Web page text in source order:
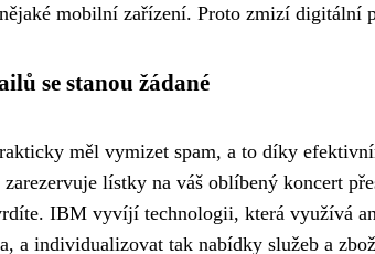
mobilní zařízení. Proto zmizí digitální
se stanou žádané
měl vymizet spam, a to díky
lístky na váš oblíbený koncert
IBM vyvíjí technologii, která využívá
a individualizovat tak nabídky služeb a